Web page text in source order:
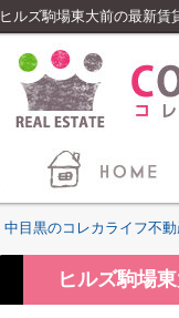
ヒルズ駒場東大前の最新
中目黒のコレカライフ不
ヒルズ駒場